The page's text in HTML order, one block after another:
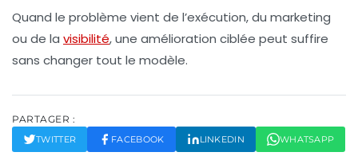
Quand le problème vient de l’exécution, du marketing
ou de la visibilité, une amélioration ciblée peut suffire
sans changer tout le modèle.
PARTAGER :
TWITTER FACEBOOK LINKEDIN WHATSAPP